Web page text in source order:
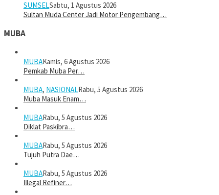
SUMSELSabtu, 1 Agustus 2026
Sultan Muda Center Jadi Motor Pengembang…
MUBA
MUBAKamis, 6 Agustus 2026
Pemkab Muba Per…
MUBA, NASIONALRabu, 5 Agustus 2026
Muba Masuk Enam…
MUBARabu, 5 Agustus 2026
Diklat Paskibra…
MUBARabu, 5 Agustus 2026
Tujuh Putra Dae…
MUBARabu, 5 Agustus 2026
Illegal Refiner…